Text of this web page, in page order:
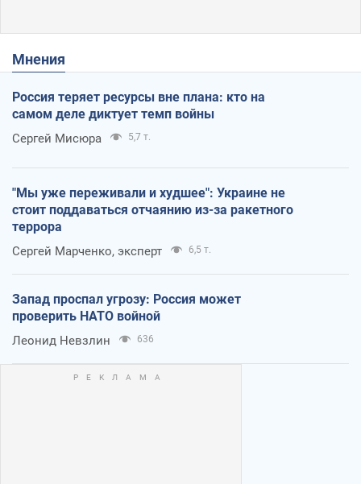
Мнения
Россия теряет ресурсы вне плана: кто на
самом деле диктует темп войны
Сергей Мисюра 5,7 т.
"Мы уже переживали и худшее": Украине не
стоит поддаваться отчаянию из-за ракетного
террора
Сергей Марченко, эксперт 6,5 т.
Запад проспал угрозу: Россия может
проверить НАТО войной
Леонид Невзлин 636